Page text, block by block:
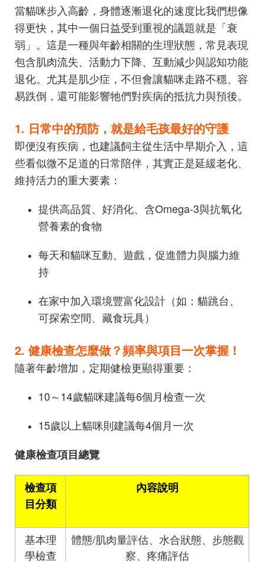
當貓咪步入高齡，身體逐漸退化的速度比我們想像
得更快，其中一個日益受到重視的議題就是「衰
弱」。這是一種與年齡相關的生理狀態，常見表現
包含肌肉流失、活動力下降、互動減少與認知功能
退化。尤其是肌少症，不但會讓貓咪走路不穩、容
易跌倒，還可能影響牠們對疾病的抵抗力與預後。
1. 日常中的預防，就是給毛孩最好的守護
即便沒有疾病，也建議飼主從生活中早期介入，這
些看似微不足道的日常陪伴，其實正是延緩老化、
維持活力的重大要素：
提供高品質、好消化、含Omega-3與抗氧化
營養素的食物
每天和貓咪互動、遊戲，促進體力與腦力維
持
在家中加入環境豐富化設計（如：貓跳台、
可探索空間、藏食玩具）
2. 健康檢查怎麼做？頻率與項目一次掌握！
隨著年齡增加，定期健檢更顯得重要：
10～14歲貓咪建議每6個月檢查一次
15歲以上貓咪則建議每4個月一次
健康檢查項目總覽
檢查項
目分類
內容說明
基本理
學檢查
體態/肌肉量評估、水合狀態、步態觀
察、疼痛評估